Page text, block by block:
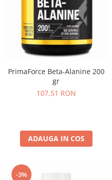
PrimaForce Beta-Alanine 200
gr
107,51 RON
ADAUGA IN COS
-3%